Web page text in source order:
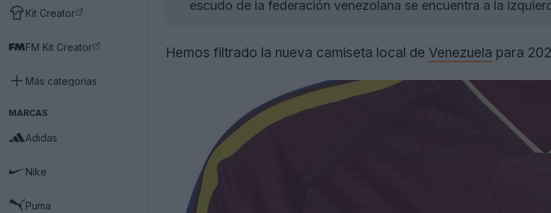
Kit Creator
FM Kit Creator
Más categorías
MARCAS
Adidas
Nike
Puma
escudo de la federación venezolana se encuentra a la
Hemos filtrado la nueva camiseta local de Venezuela para